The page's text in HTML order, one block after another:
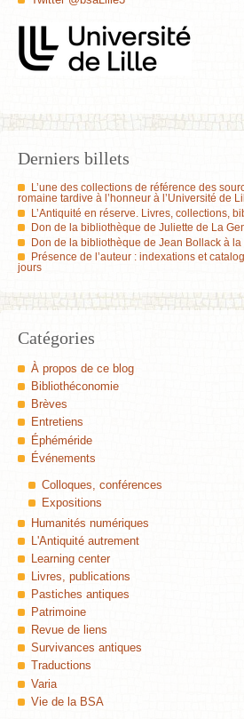
Derniers billets
L’une des collections de référence des
romaine tardive à l’honneur à l’Université de
L’Antiquité en réserve. Livres, collections,
Don de la bibliothèque de Juliette de La
Don de la bibliothèque de Jean Bollack à la
Présence de l’auteur : indexations et
jours
Catégories
À propos de ce blog
Bibliothéconomie
Brèves
Entretiens
Éphéméride
Événements
Colloques, conférences
Expositions
Humanités numériques
L'Antiquité autrement
Learning center
Livres, publications
Pastiches antiques
Patrimoine
Revue de liens
Survivances antiques
Traductions
Varia
Vie de la BSA